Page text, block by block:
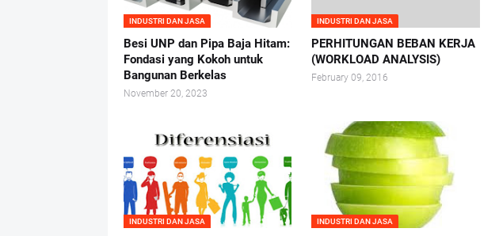
INDUSTRI DAN JASA
Besi UNP dan Pipa Baja Hitam:
Fondasi yang Kokoh untuk
Bangunan Berkelas
November 20, 2023
INDUSTRI DAN JASA
PERHITUNGAN BEBAN KERJA
(WORKLOAD ANALYSIS)
February 09, 2016
INDUSTRI DAN JASA INDUSTRI DAN JASA